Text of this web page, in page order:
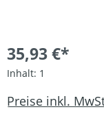
35,93 €*
Inhalt: 1
Preise inkl.